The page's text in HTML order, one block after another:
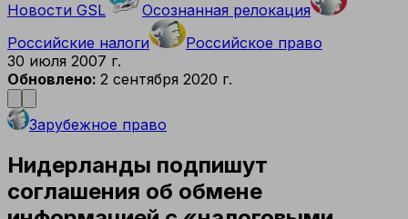
Новости GSL
Осознанная релокация
Российские налоги
Российское право
30 июля 2007 г.
Обновлено: 2 сентября 2020 г.
Зарубежное право
Нидерланды подпишут
соглашения об обмене